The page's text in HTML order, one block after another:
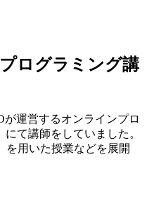
ログラミング講
が運営するオンラインプロ
にて講師をしていました。
を用いた授業などを展開